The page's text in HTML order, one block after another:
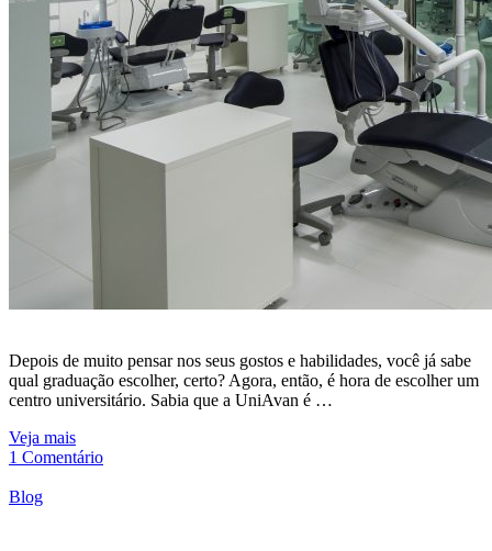
Depois de muito pensar nos seus gostos e habilidades, você já sabe
qual graduação escolher, certo? Agora, então, é hora de escolher um
centro universitário. Sabia que a UniAvan é …
Veja mais
1 Comentário
Blog